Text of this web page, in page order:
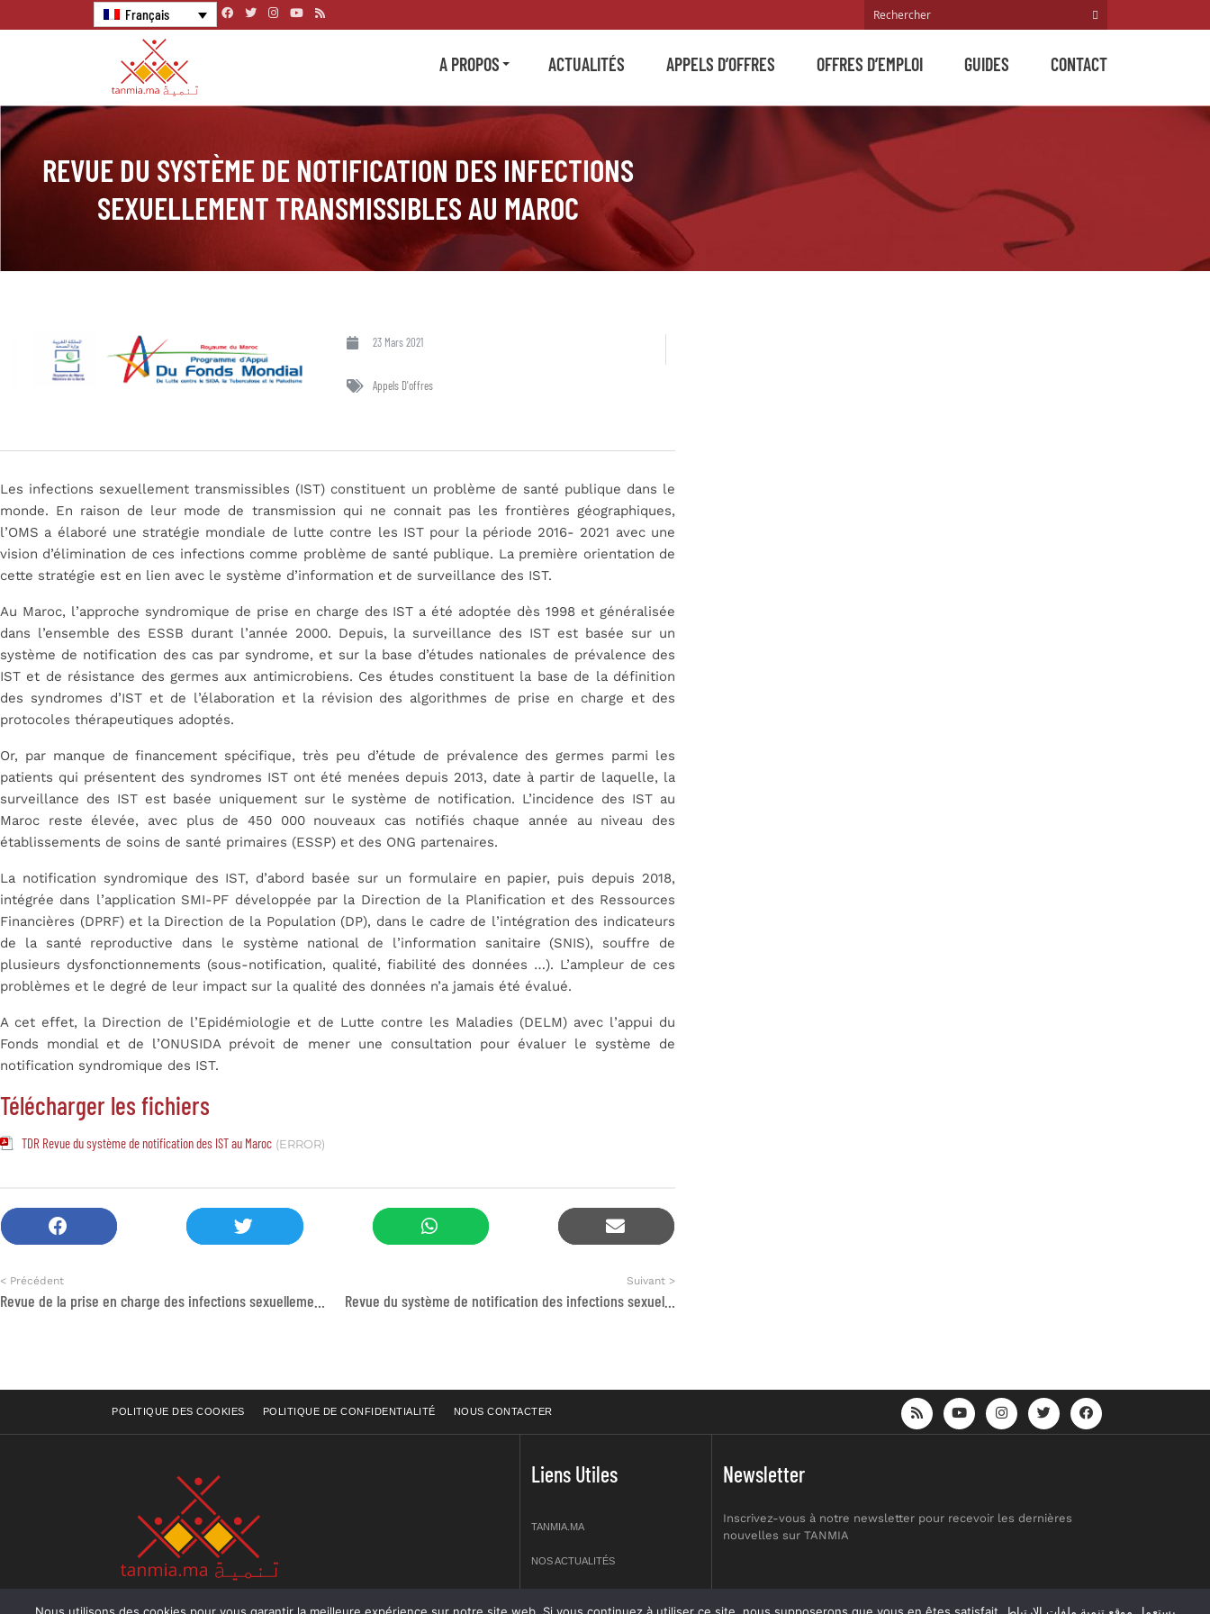
Français
A PROPOS ACTUALITÉS APPELS D’OFFRES OFFRES D’EMPLOI GUIDES CONTACT
REVUE DU SYSTÈME DE NOTIFICATION DES INFECTIONS
SEXUELLEMENT TRANSMISSIBLES AU MAROC
23 Mars 2021
Appels D'offres
Les infections sexuellement transmissibles (IST) constituent un problème de santé publique dans le
monde. En raison de leur mode de transmission qui ne connait pas les frontières géographiques,
l’OMS a élaboré une stratégie mondiale de lutte contre les IST pour la période 2016- 2021 avec une
vision d’élimination de ces infections comme problème de santé publique. La première orientation de
cette stratégie est en lien avec le système d’information et de surveillance des IST.
Au Maroc, l’approche syndromique de prise en charge des IST a été adoptée dès 1998 et généralisée
dans l’ensemble des ESSB durant l’année 2000. Depuis, la surveillance des IST est basée sur un
système de notification des cas par syndrome, et sur la base d’études nationales de prévalence des
IST et de résistance des germes aux antimicrobiens. Ces études constituent la base de la définition
des syndromes d’IST et de l’élaboration et la révision des algorithmes de prise en charge et des
protocoles thérapeutiques adoptés.
Or, par manque de financement spécifique, très peu d’étude de prévalence des germes parmi les
patients qui présentent des syndromes IST ont été menées depuis 2013, date à partir de laquelle, la
surveillance des IST est basée uniquement sur le système de notification. L’incidence des IST au
Maroc reste élevée, avec plus de 450 000 nouveaux cas notifiés chaque année au niveau des
établissements de soins de santé primaires (ESSP) et des ONG partenaires.
La notification syndromique des IST, d’abord basée sur un formulaire en papier, puis depuis 2018,
intégrée dans l’application SMI-PF développée par la Direction de la Planification et des Ressources
Financières (DPRF) et la Direction de la Population (DP), dans le cadre de l’intégration des indicateurs
de la santé reproductive dans le système national de l’information sanitaire (SNIS), souffre de
plusieurs dysfonctionnements (sous-notification, qualité, fiabilité des données …). L’ampleur de ces
problèmes et le degré de leur impact sur la qualité des données n’a jamais été évalué.
A cet effet, la Direction de l’Epidémiologie et de Lutte contre les Maladies (DELM) avec l’appui du
Fonds mondial et de l’ONUSIDA prévoit de mener une consultation pour évaluer le système de
notification syndromique des IST.
Télécharger les fichiers
TDR Revue du système de notification des IST au Maroc (ERROR)
< Précédent Suivant >
Revue du système de notification des infections sexuellement transmissibles au Maroc
POLITIQUE DES COOKIES POLITIQUE DE CONFIDENTIALITÉ NOUS CONTACTER
Liens Utiles
TANMIA.MA
NOS ACTUALITÉS
Newsletter
Inscrivez-vous à notre newsletter pour recevoir les dernières
nouvelles sur TANMIA